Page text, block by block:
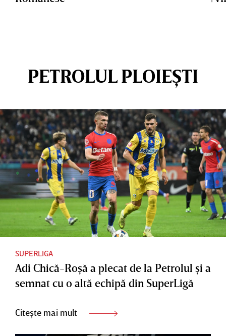
PETROLUL PLOIEȘTI
SUPERLIGA
Adi Chică-Roşă a plecat de la Petrolul şi a
semnat cu o altă echipă din SuperLigă
Citește mai mult